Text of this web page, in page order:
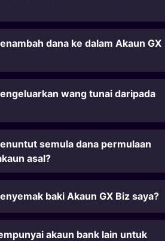
dana ke dalam Akaun GX
wang tunai daripada
semula dana permulaan
asal?
baki Akaun GX Biz saya?
akaun bank lain untuk